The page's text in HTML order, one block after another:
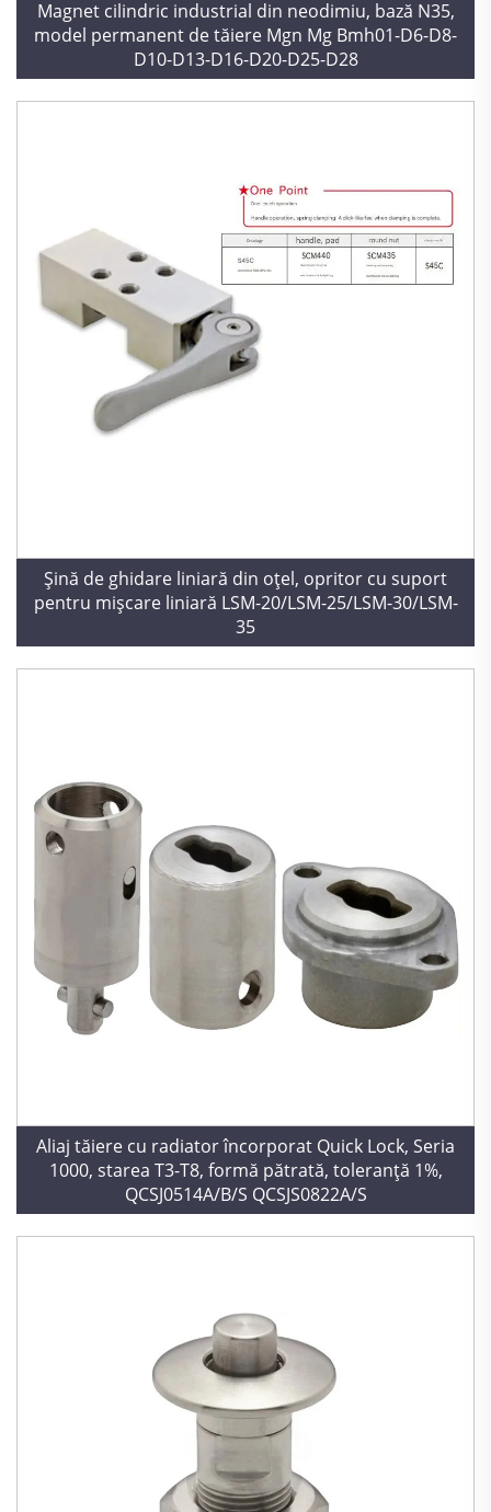
Magnet cilindric industrial din neodimiu, bază N35,
model permanent de tăiere Mgn Mg Bmh01-D6-D8-
D10-D13-D16-D20-D25-D28
Șină de ghidare liniară din oțel, opritor cu suport
pentru mișcare liniară LSM-20/LSM-25/LSM-30/LSM-
35
Aliaj tăiere cu radiator încorporat Quick Lock, Seria
1000, starea T3-T8, formă pătrată, toleranță 1%,
QCSJ0514A/B/S QCSJS0822A/S